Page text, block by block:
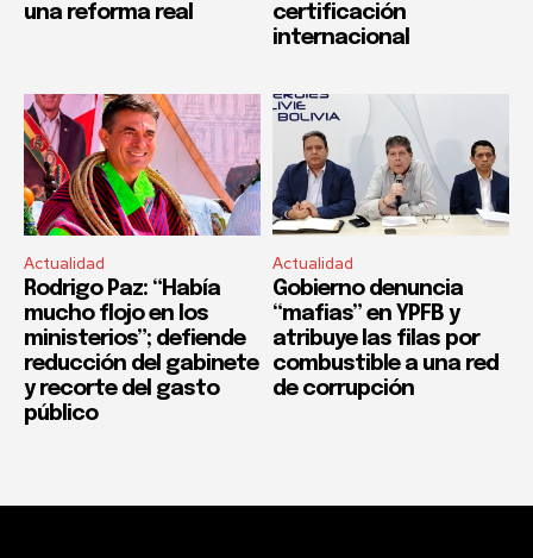
una reforma real
certificación
internacional
Actualidad
Rodrigo Paz: “Había
mucho flojo en los
ministerios”; defiende
reducción del gabinete
y recorte del gasto
público
Actualidad
Gobierno denuncia
“mafias” en YPFB y
atribuye las filas por
combustible a una red
de corrupción